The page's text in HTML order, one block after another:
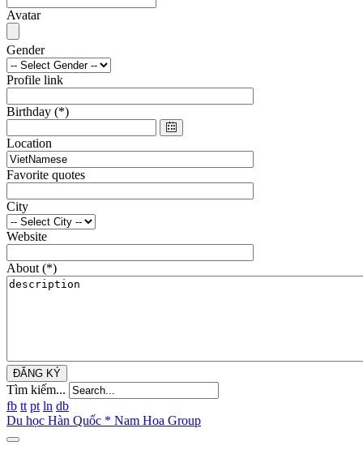
Avatar
Gender
Profile link
Birthday (*)
Location
Favorite quotes
City
Website
About (*)
ĐĂNG KÝ
Tìm kiếm...
fb tt pt ln db
Du học Hàn Quốc * Nam Hoa Group